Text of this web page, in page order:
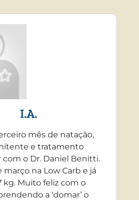
I.A.
mês de natação,
e tratamento
com o Dr. Daniel Benitti.
março na Low Carb e já
kg. Muito feliz com o
a ‘domar’ o